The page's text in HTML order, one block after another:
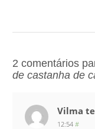
2 comentários
de castanha de
Vilma
12:54 #